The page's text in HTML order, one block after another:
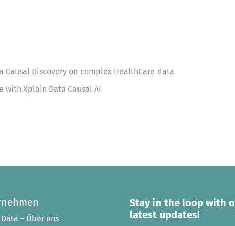
Discovery on complex HealthCare data
with Xplain Data Causal AI
– Über uns
Stay in the loop with
latest updates!